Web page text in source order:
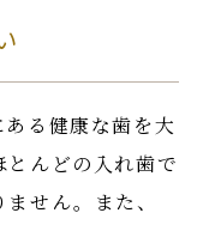
る健康な歯を大
んどの入れ歯で
せん。また、